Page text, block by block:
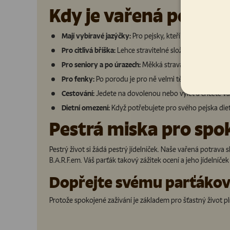
Kdy je vařená
Mají vybíravé jazýčky:Pro pejsky, kteří nad každou
Pro citlivá bříška:Lehce stravitelné složení pro psy,
Pro seniory a po úrazech:Měkká strava pro psy
Pro fenky:Po porodu je pro ně velmi těžké přijímat
Cestování:Jedete na dovolenou nebo výlet a chcete
Dietní omezení:Když potřebujete pro svého pejska
Pestrá miska pro
Pestrý život si žádá pestrý jídelníček. Naše vařená
B.A.R.F.em. Váš parťák takový zážitek ocení a jeho
Dopřejte svému
Protože spokojené zažívání je základem pro šťastný život